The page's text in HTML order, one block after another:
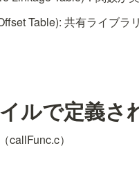
Table): 共有ライブ
ルで定義さ
callFunc.c）